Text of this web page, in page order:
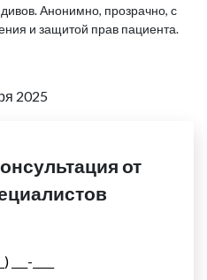
Анонимно, прозрачно, с
и защитой прав пациента.
2025
от